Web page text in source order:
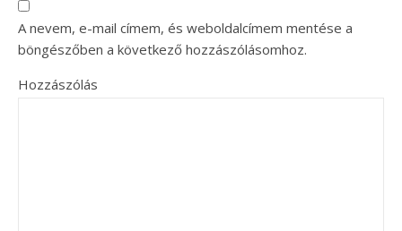
A nevem, e-mail címem, és weboldalcímem mentése a
böngészőben a következő hozzászólásomhoz.
Hozzászólás